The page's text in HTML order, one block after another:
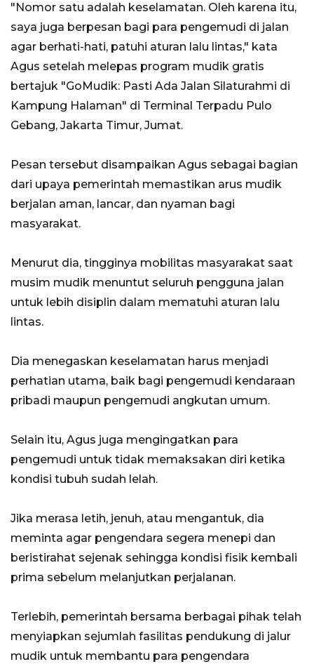
"Nomor satu adalah keselamatan. Oleh karena itu,
saya juga berpesan bagi para pengemudi di jalan
agar berhati-hati, patuhi aturan lalu lintas," kata
Agus setelah melepas program mudik gratis
bertajuk "GoMudik: Pasti Ada Jalan Silaturahmi di
Kampung Halaman" di Terminal Terpadu Pulo
Gebang, Jakarta Timur, Jumat.
Pesan tersebut disampaikan Agus sebagai bagian
dari upaya pemerintah memastikan arus mudik
berjalan aman, lancar, dan nyaman bagi
masyarakat.
Menurut dia, tingginya mobilitas masyarakat saat
musim mudik menuntut seluruh pengguna jalan
untuk lebih disiplin dalam mematuhi aturan lalu
lintas.
Dia menegaskan keselamatan harus menjadi
perhatian utama, baik bagi pengemudi kendaraan
pribadi maupun pengemudi angkutan umum.
Selain itu, Agus juga mengingatkan para
pengemudi untuk tidak memaksakan diri ketika
kondisi tubuh sudah lelah.
Jika merasa letih, jenuh, atau mengantuk, dia
meminta agar pengendara segera menepi dan
beristirahat sejenak sehingga kondisi fisik kembali
prima sebelum melanjutkan perjalanan.
Terlebih, pemerintah bersama berbagai pihak telah
menyiapkan sejumlah fasilitas pendukung di jalur
mudik untuk membantu para pengendara